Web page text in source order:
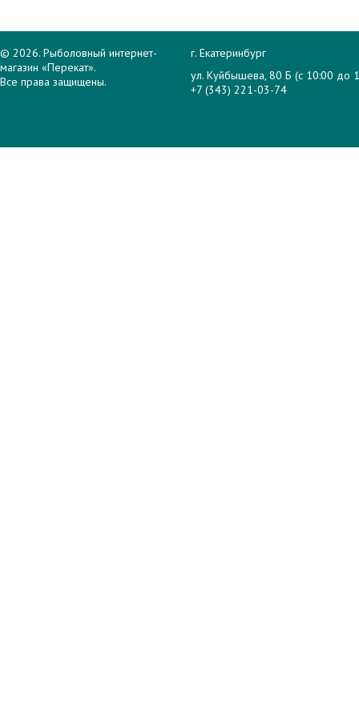
© 2026. Рыболовный интернет-
магазин «Перекат».
Все права защищены.
г. Екатеринбург
ул. Куйбышева, 80 Б (с 10:00 до
+7 (343) 221-03-74